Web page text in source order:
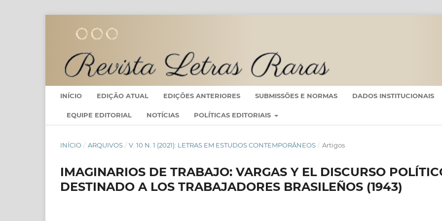
INÍCIO EDIÇÃO ATUAL EDIÇÕES ANTERIORES SUBMISSÕES E NORMAS DADOS INSTITUCIONAIS
EQUIPE EDITORIAL NOTÍCIAS POLÍTICAS EDITORIAIS
INÍCIO / ARQUIVOS / V. 10 N. 1 (2021): LETRAS EM ESTUDOS CONTEMPORÂNEOS / Artigos
IMAGINARIOS DE TRABAJO: VARGAS Y EL DISCURSO
DESTINADO A LOS TRABAJADORES BRASILEÑOS (1943)